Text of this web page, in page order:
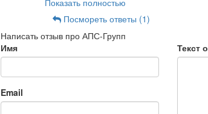
Показать полностью
Посмореть ответы (1)
Написать отзыв про АПС-Групп
Имя
Email
Текст